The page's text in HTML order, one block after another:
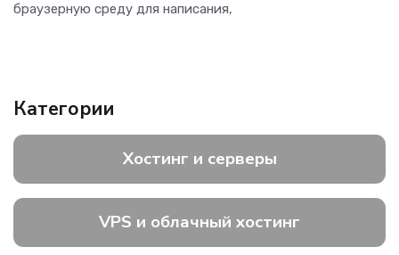
браузерную среду для написания,
Категории
Хостинг и серверы
VPS и облачный хостинг